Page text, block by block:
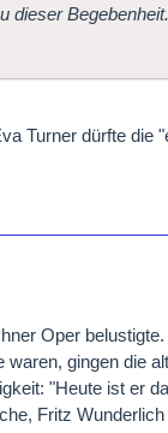
dieser Begebenheit.
Turner dürfte die
Oper
gingen die
"Heute ist er
Fritz